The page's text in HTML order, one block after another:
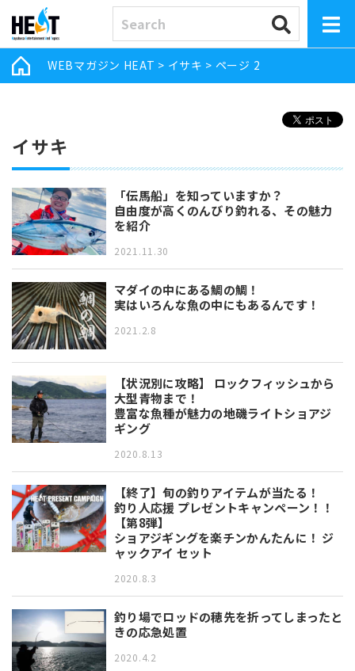
WEBマガジン HEAT > イサキ > ページ 2
イサキ
「伝馬船」を知っていますか？
自由度が高くのんびり釣れる、その魅力
を紹介
2021.11.30
マダイの中にある鯛の鯛！
実はいろんな魚の中にもあるんです！
2021.2.8
【状況別に攻略】 ロックフィッシュから
大型青物まで！
豊富な魚種が魅力の地磯ライトショアジ
ギング
2020.8.13
【終了】旬の釣りアイテムが当たる！
釣り人応援 プレゼントキャンペーン！！
【第8弾】
ショアジギングを楽チンかんたんに！ ジ
ャックアイ セット
2020.8.3
釣り場でロッドの穂先を折ってしまったと
きの応急処置
2020.4.2